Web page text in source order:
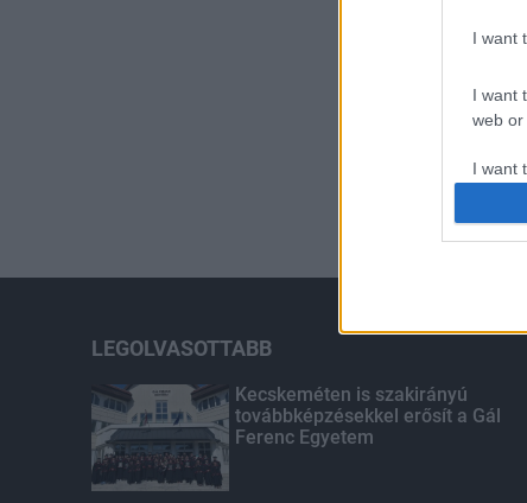
I want
I want
web or
I want
I want
I
LEGOLVASOTTABB
Kecskeméten is szakirányú
továbbképzésekkel erősít a Gál
Ferenc Egyetem